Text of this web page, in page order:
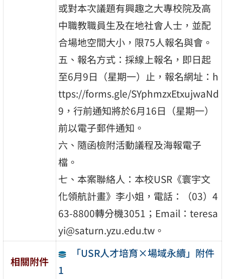
或對本次議題有興趣之大專校院及高
中職教職員生及在地社會人士，並配
合場地空間大小，限75人報名與會。
五、報名方式：採線上報名，即日起
至6月9日（星期一）止，報名網址：h
ttps://forms.gle/SYphmzxEtxujwaNd
9，行前通知將於6月16日（星期一）
前以電子郵件通知。
六、隨函檢附活動議程及海報電子
檔。
七、本案聯絡人：本校USR《寰宇文
化領航計畫》李小姐，電話：（03）4
63-8800轉分機3051；Email：teresa
yi@saturn.yzu.edu.tw。
相關附件
「USR人才培育×場域永續」附件
1